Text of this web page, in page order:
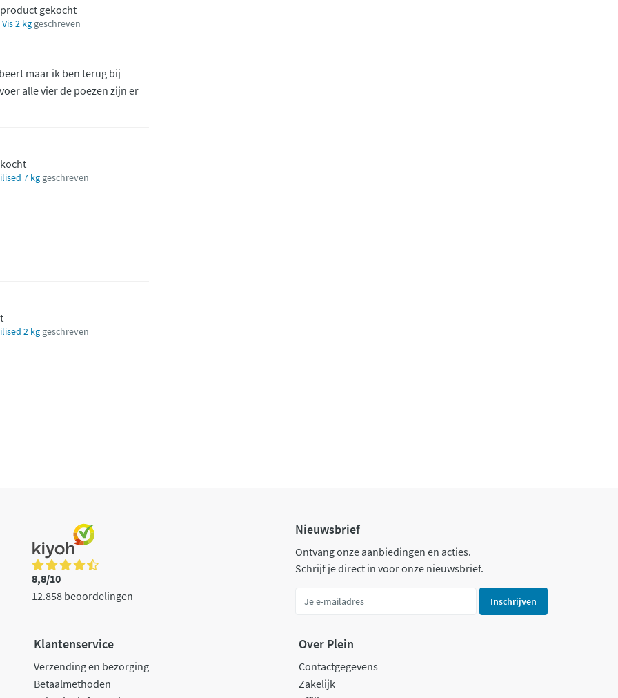
gekocht
2 kg geschreven
maar ik ben terug bij
alle vier de poezen zijn er
7 kg geschreven
2 kg geschreven
8,8/10
12.858 beoordelingen
Nieuwsbrief
Ontvang onze aanbiedingen en acties.
Schrijf je direct in voor onze nieuwsbrief.
Inschrijven
Klantenservice
Verzending en bezorging
Betaalmethoden
Over Plein
Contactgegevens
Zakelijk